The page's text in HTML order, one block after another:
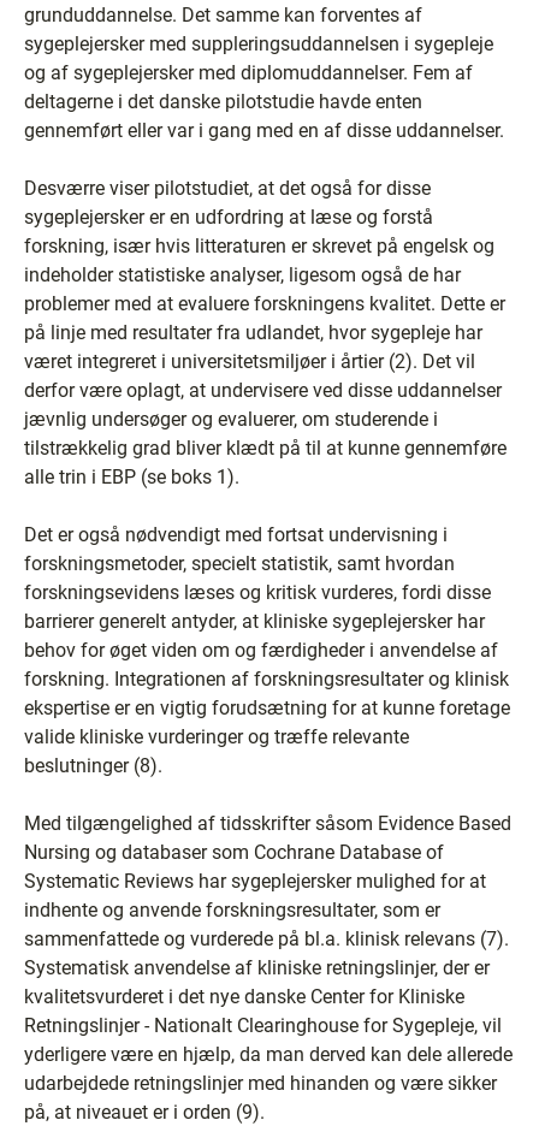
grunduddannelse. Det samme kan forventes af
sygeplejersker med suppleringsuddannelsen i sygepleje
og af sygeplejersker med diplomuddannelser. Fem af
deltagerne i det danske pilotstudie havde enten
gennemført eller var i gang med en af disse uddannelser.
Desværre viser pilotstudiet, at det også for disse
sygeplejersker er en udfordring at læse og forstå
forskning, især hvis litteraturen er skrevet på engelsk og
indeholder statistiske analyser, ligesom også de har
problemer med at evaluere forskningens kvalitet. Dette er
på linje med resultater fra udlandet, hvor sygepleje har
været integreret i universitetsmiljøer i årtier (2). Det vil
derfor være oplagt, at undervisere ved disse uddannelser
jævnlig undersøger og evaluerer, om studerende i
tilstrækkelig grad bliver klædt på til at kunne gennemføre
alle trin i EBP (se boks 1).
Det er også nødvendigt med fortsat undervisning i
forskningsmetoder, specielt statistik, samt hvordan
forskningsevidens læses og kritisk vurderes, fordi disse
barrierer generelt antyder, at kliniske sygeplejersker har
behov for øget viden om og færdigheder i anvendelse af
forskning. Integrationen af forskningsresultater og klinisk
ekspertise er en vigtig forudsætning for at kunne foretage
valide kliniske vurderinger og træffe relevante
beslutninger (8).
Med tilgængelighed af tidsskrifter såsom Evidence Based
Nursing og databaser som Cochrane Database of
Systematic Reviews har sygeplejersker mulighed for at
indhente og anvende forskningsresultater, som er
sammenfattede og vurderede på bl.a. klinisk relevans (7).
Systematisk anvendelse af kliniske retningslinjer, der er
kvalitetsvurderet i det nye danske Center for Kliniske
Retningslinjer - Nationalt Clearinghouse for Sygepleje, vil
yderligere være en hjælp, da man derved kan dele allerede
udarbejdede retningslinjer med hinanden og være sikker
på, at niveauet er i orden (9).